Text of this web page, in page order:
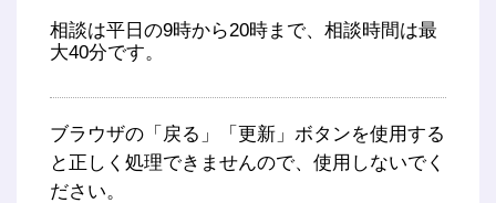
相談は平日の9時から20時まで、相談時間は最
大40分です。
ブラウザの「戻る」「更新」ボタンを使用する
と正しく処理できませんので、使用しないでく
ださい。